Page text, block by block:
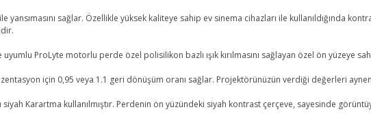
yansımasını sağlar. Özellikle yüksek kaliteye sahip ev sinema cihazları ile kullanıldığında
ProLyte motorlu perde özel polisilikon bazlı ışık kırılmasını sağlayan özel ön yüzeye
için 0,95 veya 1.1 geri dönüşüm oranı sağlar. Projektörünüzün verdiği değerleri
siyah Karartma kullanılmıştır. Perdenin ön yüzündeki siyah kontrast çerçeve, sayesinde